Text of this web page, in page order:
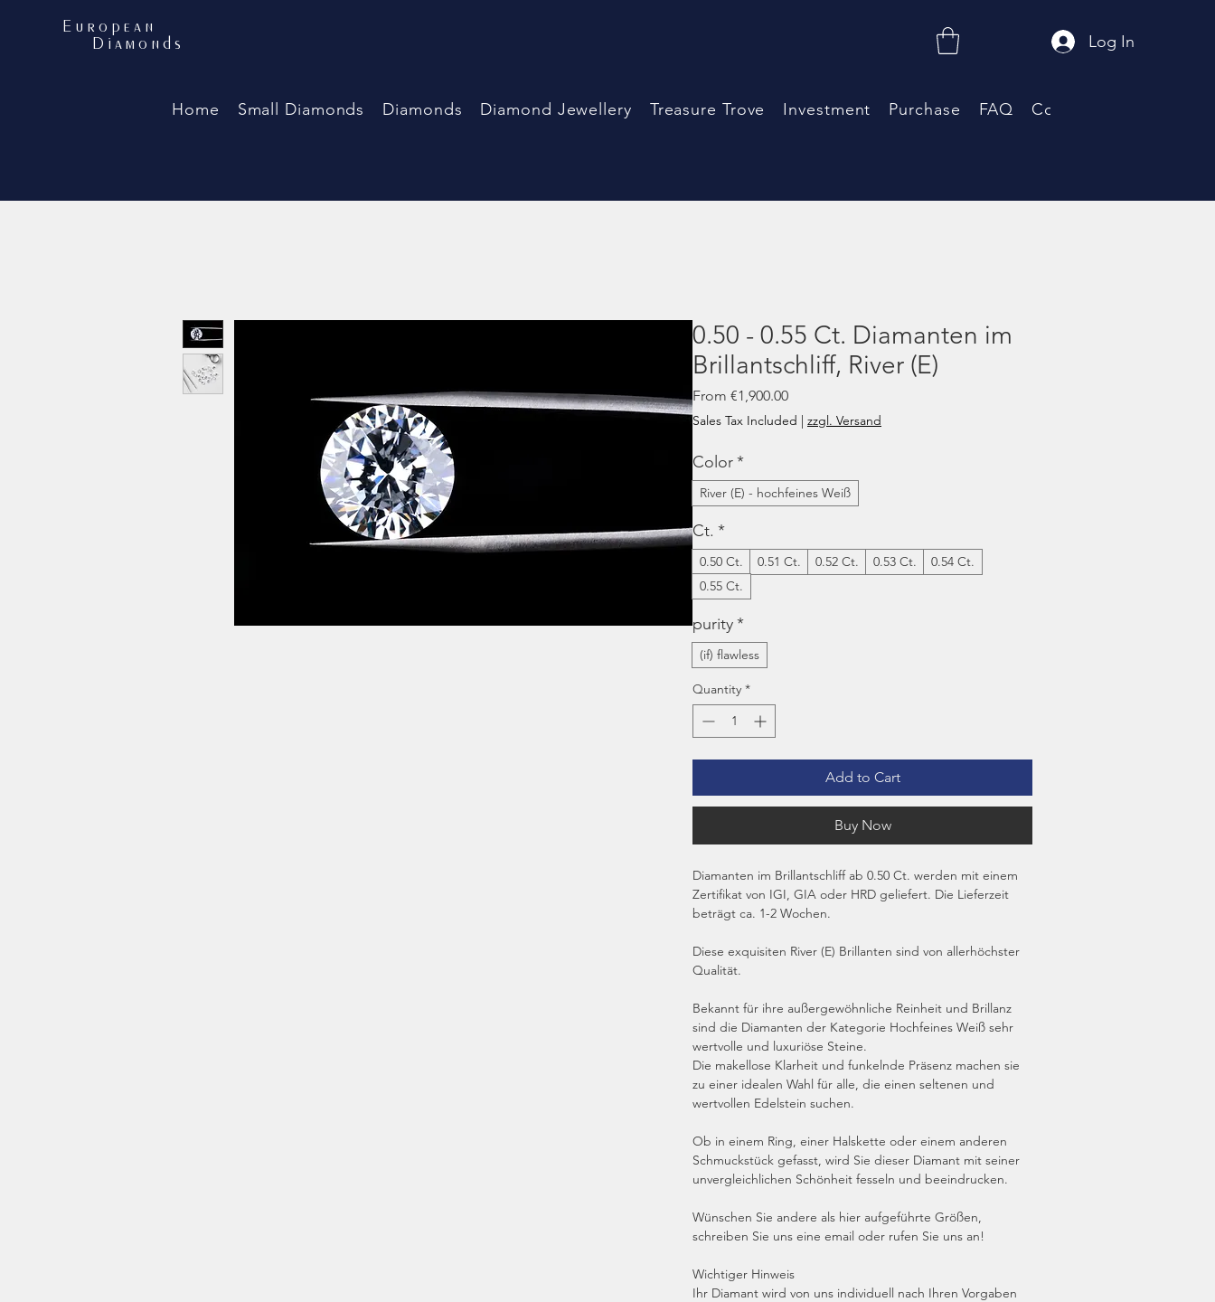
European
Diamonds
Log In
Home Small Diamonds Diamonds Diamond Jewellery Treasure Trove Investment Purchase FAQ Coupon
0.50 - 0.55 Ct. Diamanten im
Brillantschliff, River (E)
From €1,900.00Sale
Price
Sales Tax Included | zzgl. Versand
Color*
River (E) - hochfeines Weiß
Ct. *
0.50 Ct. 0.51 Ct. 0.52 Ct. 0.53 Ct.
0.54 Ct.
0.55 Ct.
purity*
(if) flawless
Quantity *
Add to Cart
Buy Now
Diamanten im Brillantschliff ab 0.50 Ct. werden mit einem
Zertifikat von IGI, GIA oder HRD geliefert. Die Lieferzeit
beträgt ca. 1-2 Wochen.
Diese exquisiten River (E) Brillanten sind von allerhöchster
Qualität.
Bekannt für ihre außergewöhnliche Reinheit und Brillanz
sind die Diamanten der Kategorie Hochfeines Weiß sehr
wertvolle und luxuriöse Steine.
Die makellose Klarheit und funkelnde Präsenz machen sie
zu einer idealen Wahl für alle, die einen seltenen und
wertvollen Edelstein suchen.
Ob in einem Ring, einer Halskette oder einem anderen
Schmuckstück gefasst, wird Sie dieser Diamant mit seiner
unvergleichlichen Schönheit fesseln und beeindrucken.
Wünschen Sie andere als hier aufgeführte Größen,
schreiben Sie uns eine email oder rufen Sie uns an!
Wichtiger Hinweis
Ihr Diamant wird von uns individuell nach Ihren Vorgaben